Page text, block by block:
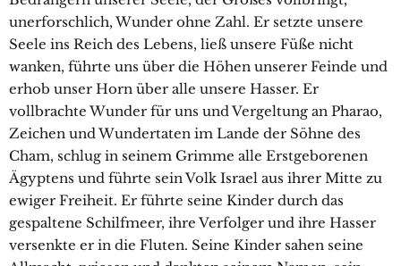
unerforschlich, Wunder ohne Zahl. Er setzte unsere
Seele ins Reich des Lebens, ließ unsere Füße nicht
wanken, führte uns über die Höhen unserer Feinde und
erhob unser Horn über alle unsere Hasser. Er
vollbrachte Wunder für uns und Vergeltung an Pharao,
Zeichen und Wundertaten im Lande der Söhne des
Cham, schlug in seinem Grimme alle Erstgeborenen
Ägyptens und führte sein Volk Israel aus ihrer Mitte zu
ewiger Freiheit. Er führte seine Kinder durch das
gespaltene Schilfmeer, ihre Verfolger und ihre Hasser
versenkte er in die Fluten. Seine Kinder sahen seine